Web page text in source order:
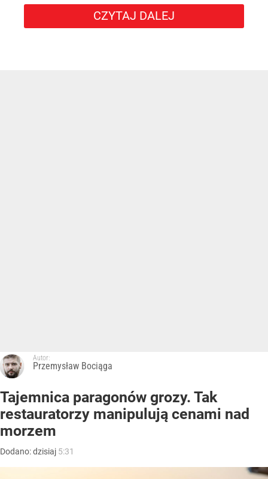
CZYTAJ DALEJ
Autor:
Przemysław Bociąga
Tajemnica paragonów grozy. Tak
restauratorzy manipulują cenami nad
morzem
Dodano:dzisiaj 5:31